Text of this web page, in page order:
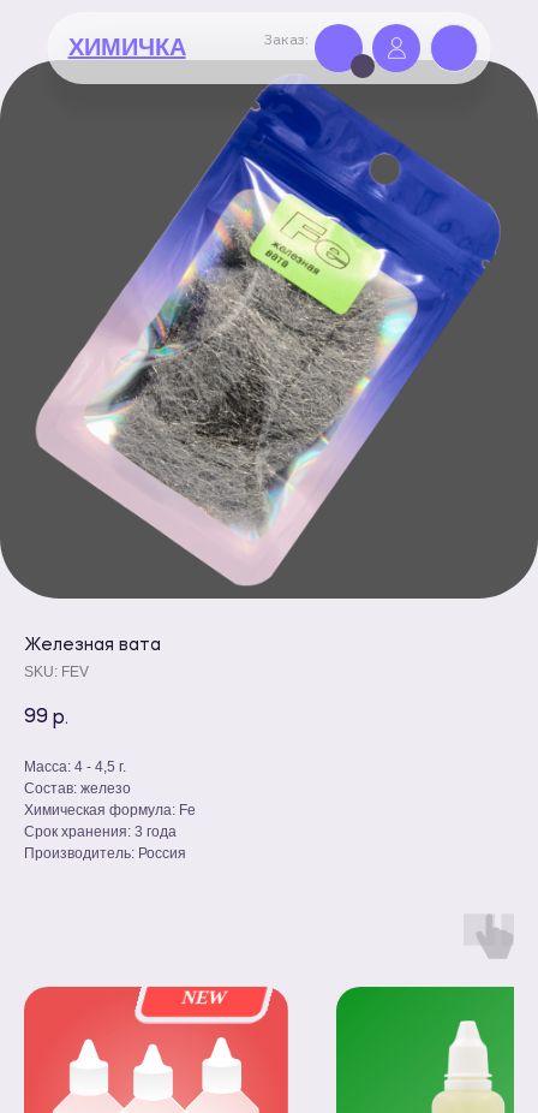
ХИМИЧКА Заказ:
Железная вата
SKU: FEV
99 р.
Масса: 4 - 4,5 г.
Состав: железо
Химическая формула: Fe
Срок хранения: 3 года
Производитель: Россия
NEW